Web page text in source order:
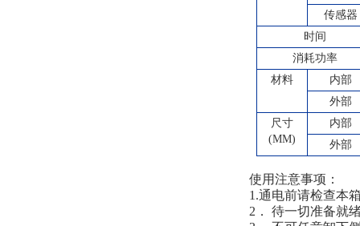
传感器
时间
消耗功率
材料
内部
外部
尺寸
(MM)
内部
外部
使用注意事项：
1.通电前请检查本
2． 待一切准备就